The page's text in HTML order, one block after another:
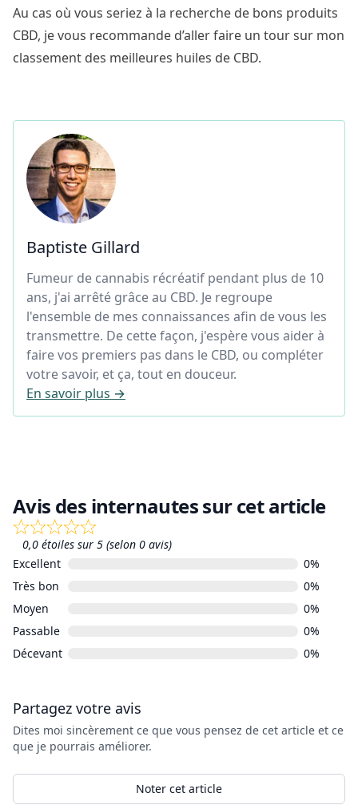
Au cas où vous seriez à la recherche de bons produits
CBD, je vous recommande d’aller faire un tour sur mon
classement des meilleures huiles de CBD.
Baptiste Gillard
Fumeur de cannabis récréatif pendant plus de 10
ans, j'ai arrêté grâce au CBD. Je regroupe
l'ensemble de mes connaissances afin de vous les
transmettre. De cette façon, j'espère vous aider à
faire vos premiers pas dans le CBD, ou compléter
votre savoir, et ça, tout en douceur.
En savoir plus →
Avis des internautes sur cet article
0,0 étoiles sur 5 (selon 0 avis)
Excellent
0%
Très bon
0%
Moyen
0%
Passable
0%
Décevant
0%
Partagez votre avis
Dites moi sincèrement ce que vous pensez de cet article et ce
que je pourrais améliorer.
Noter cet article